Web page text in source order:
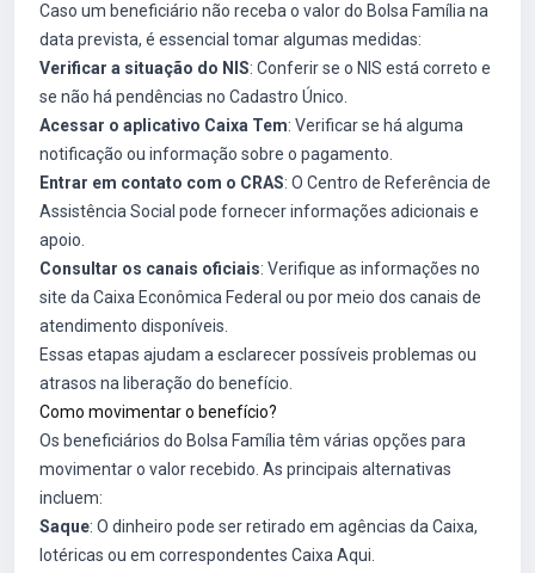
Caso um beneficiário não receba o valor do Bolsa Família na
data prevista, é essencial tomar algumas medidas:
Verificar a situação do NIS: Conferir se o NIS está correto e
se não há pendências no Cadastro Único.
Acessar o aplicativo Caixa Tem: Verificar se há alguma
notificação ou informação sobre o pagamento.
Entrar em contato com o CRAS: O Centro de Referência de
Assistência Social pode fornecer informações adicionais e
apoio.
Consultar os canais oficiais: Verifique as informações no
site da Caixa Econômica Federal ou por meio dos canais de
atendimento disponíveis.
Essas etapas ajudam a esclarecer possíveis problemas ou
atrasos na liberação do benefício.
Como movimentar o benefício?
Os beneficiários do Bolsa Família têm várias opções para
movimentar o valor recebido. As principais alternativas
incluem:
Saque: O dinheiro pode ser retirado em agências da Caixa,
lotéricas ou em correspondentes Caixa Aqui.